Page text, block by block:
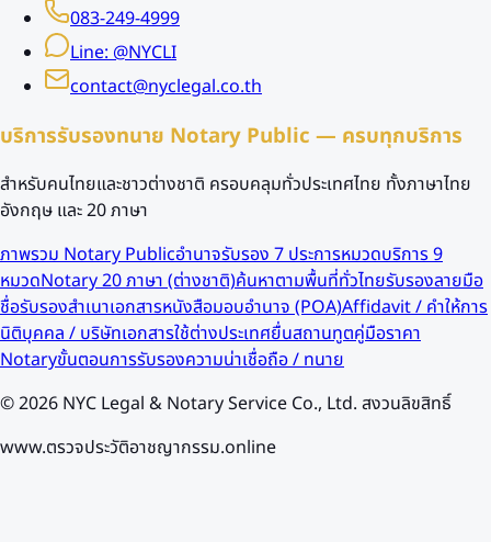
083-249-4999
Line: @NYCLI
contact@nyclegal.co.th
บริการรับรองทนาย Notary Public — ครบทุกบริการ
สำหรับคนไทยและชาวต่างชาติ ครอบคลุมทั่วประเทศไทย ทั้งภาษาไทย
อังกฤษ และ 20 ภาษา
ภาพรวม Notary Publicอำนาจรับรอง 7 ประการหมวดบริการ 9
หมวดNotary 20 ภาษา (ต่างชาติ)ค้นหาตามพื้นที่ทั่วไทยรับรองลายมือ
ชื่อรับรองสำเนาเอกสารหนังสือมอบอำนาจ (POA)Affidavit / คำให้การ
นิติบุคคล / บริษัทเอกสารใช้ต่างประเทศยื่นสถานทูตคู่มือราคา
Notaryขั้นตอนการรับรองความน่าเชื่อถือ / ทนาย
©2026 NYC Legal & Notary Service Co., Ltd. สงวนลิขสิทธิ์
www.ตรวจประวัติอาชญากรรม.online